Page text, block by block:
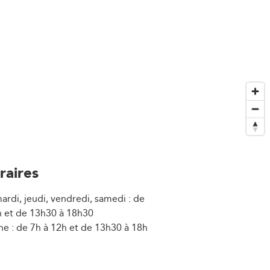
jeudi, vendredi, samedi : de
et de 13h30 à 18h30
: de 7h à 12h et de 13h30 à 18h